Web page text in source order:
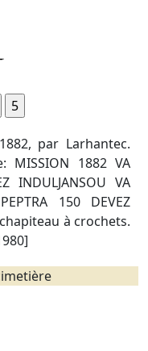
par Larhantec.
MISSION 1882 VA
INDULJANSOU VA
150 DEVEZ
à crochets.